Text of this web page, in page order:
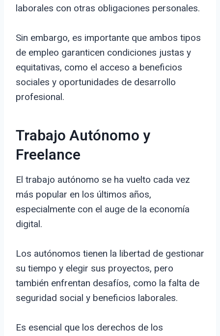
laborales con otras obligaciones personales.
Sin embargo, es importante que ambos tipos
de empleo garanticen condiciones justas y
equitativas, como el acceso a beneficios
sociales y oportunidades de desarrollo
profesional.
Trabajo Autónomo y
Freelance
El trabajo autónomo se ha vuelto cada vez
más popular en los últimos años,
especialmente con el auge de la economía
digital.
Los autónomos tienen la libertad de gestionar
su tiempo y elegir sus proyectos, pero
también enfrentan desafíos, como la falta de
seguridad social y beneficios laborales.
Es esencial que los derechos de los